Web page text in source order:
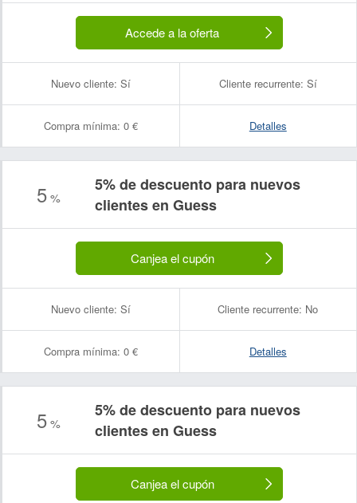
Accede a la oferta
Nuevo cliente: Sí Cliente recurrente: Sí
Compra mínima: 0 € Detalles
5%
5% de descuento para nuevos
clientes en Guess
Canjea el cupón
Nuevo cliente: Sí Cliente recurrente: No
Compra mínima: 0 € Detalles
5%
5% de descuento para nuevos
clientes en Guess
Canjea el cupón